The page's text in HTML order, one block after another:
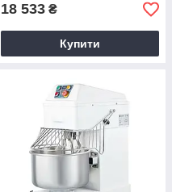
18 533 ₴
Купити